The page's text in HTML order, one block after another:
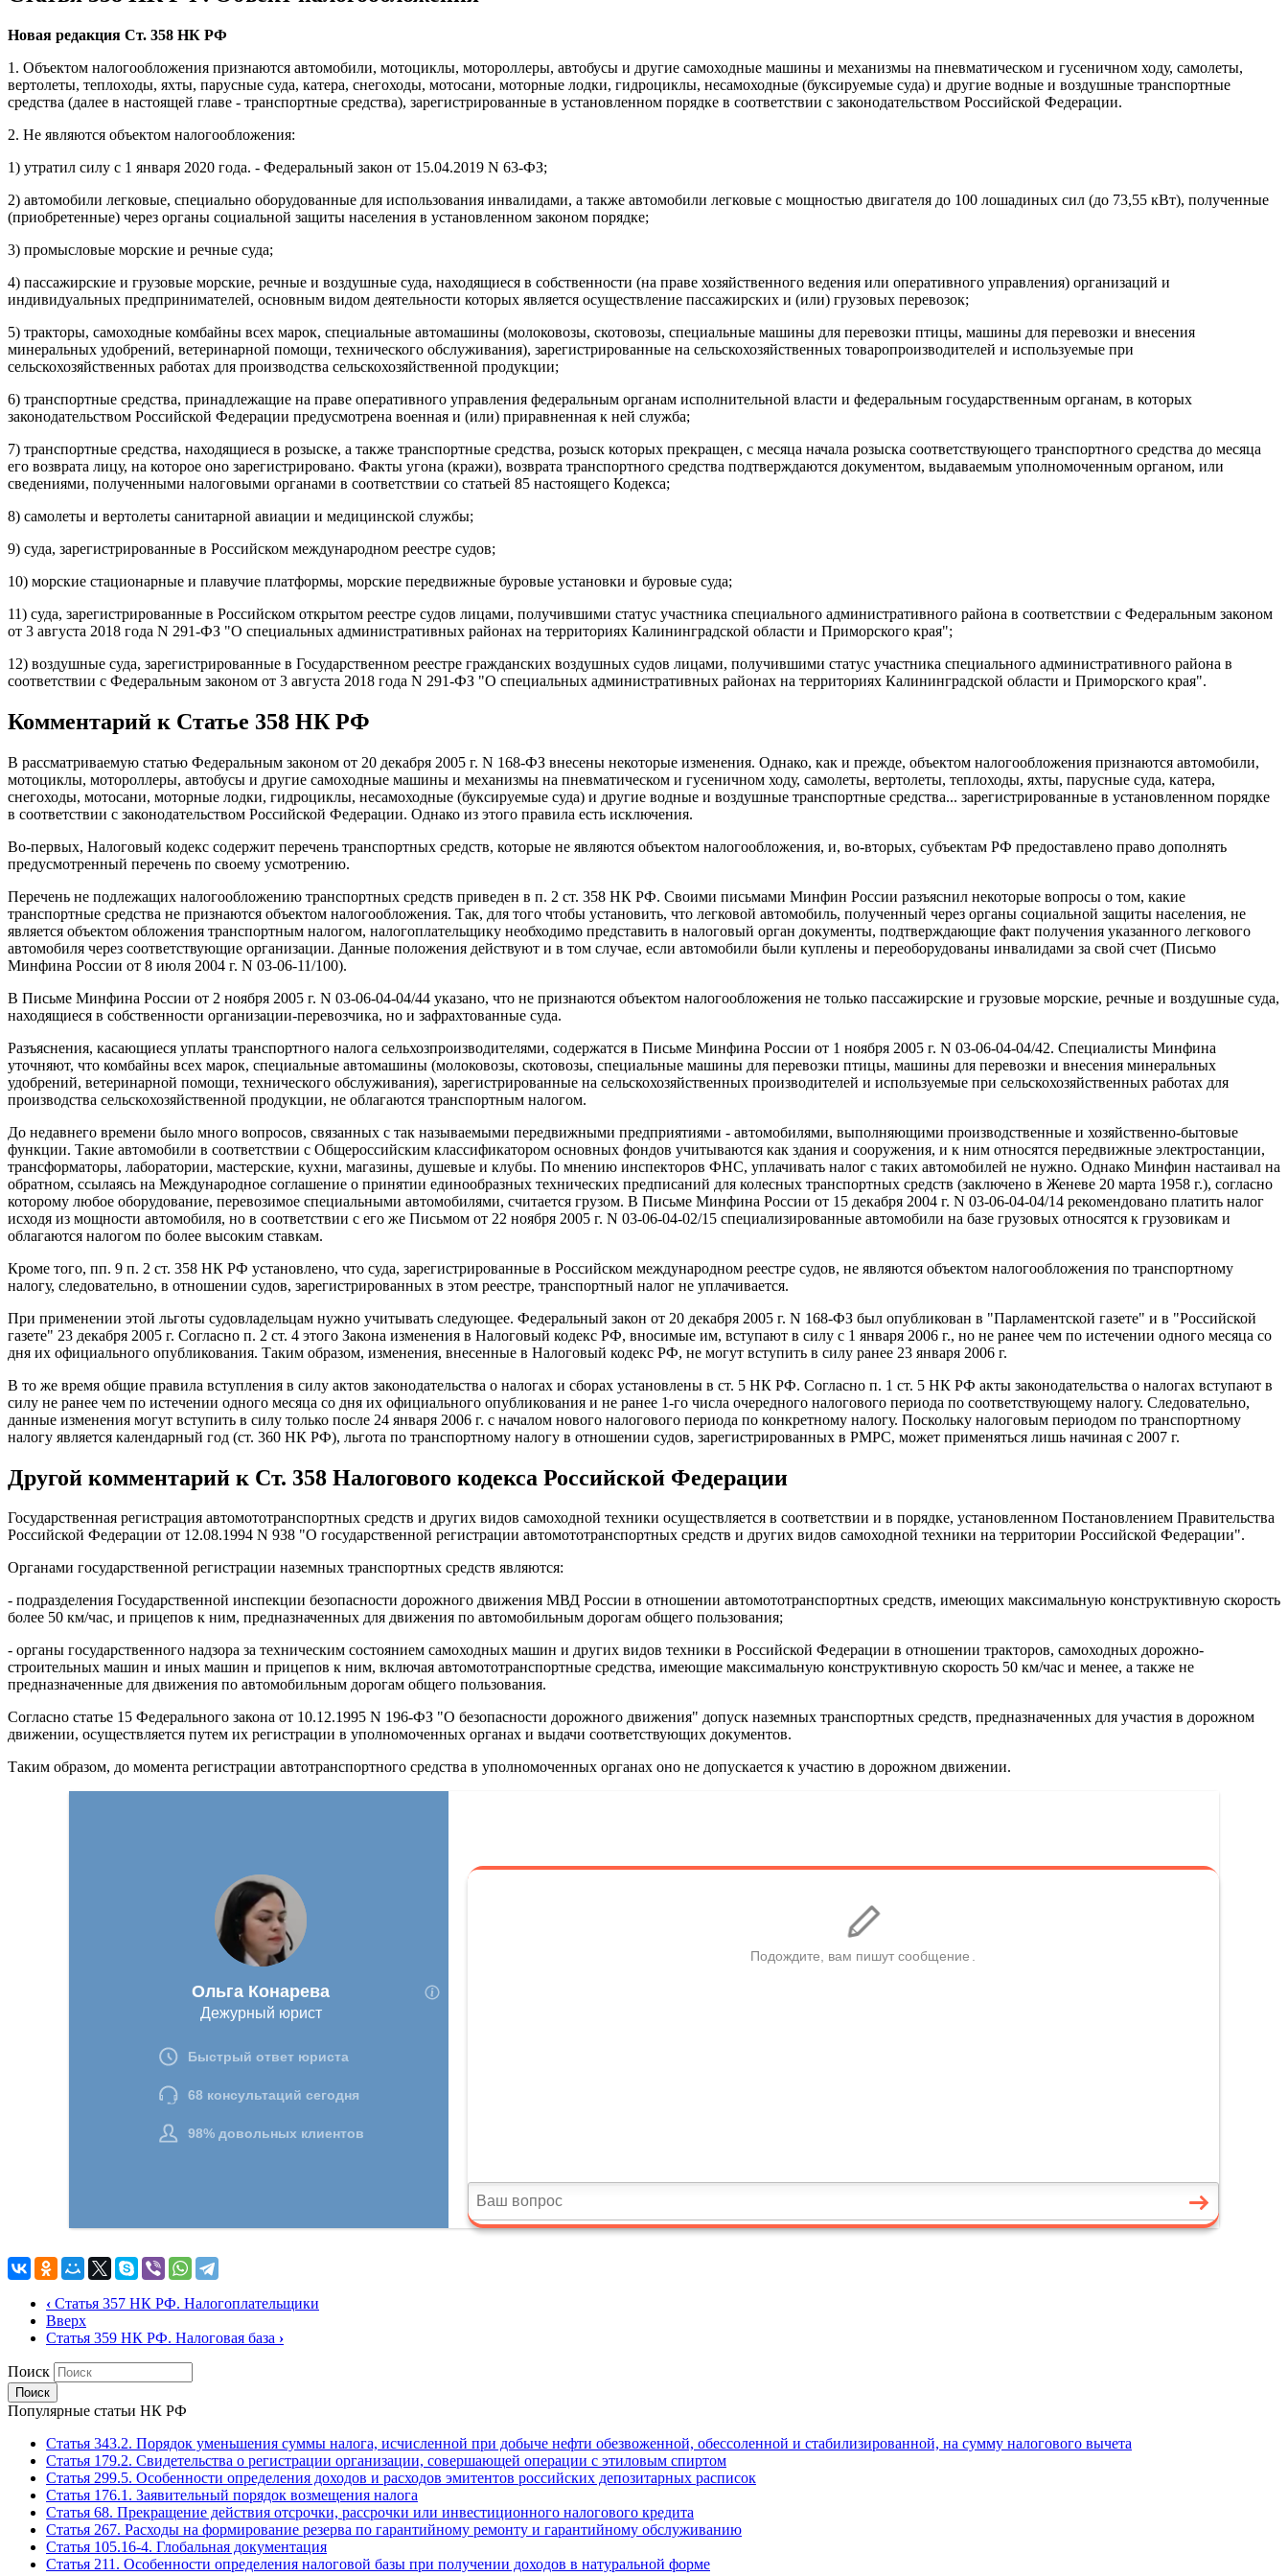
Новая редакция Ст. 358 НК РФ
1. Объектом налогообложения признаются автомобили, мотоциклы, мотороллеры, автобусы и другие самоходные машины и механизмы на пневматическом и гусеничном ходу, самолеты,
вертолеты, теплоходы, яхты, парусные суда, катера, снегоходы, мотосани, моторные лодки, гидроциклы, несамоходные (буксируемые суда) и другие водные и воздушные транспортные
средства (далее в настоящей главе - транспортные средства), зарегистрированные в установленном порядке в соответствии с законодательством Российской Федерации.
2. Не являются объектом налогообложения:
1) утратил силу с 1 января 2020 года. - Федеральный закон от 15.04.2019 N 63-ФЗ;
2) автомобили легковые, специально оборудованные для использования инвалидами, а также автомобили легковые с мощностью двигателя до 100 лошадиных сил (до 73,55 кВт), полученные
(приобретенные) через органы социальной защиты населения в установленном законом порядке;
3) промысловые морские и речные суда;
4) пассажирские и грузовые морские, речные и воздушные суда, находящиеся в собственности (на праве хозяйственного ведения или оперативного управления) организаций и
индивидуальных предпринимателей, основным видом деятельности которых является осуществление пассажирских и (или) грузовых перевозок;
5) тракторы, самоходные комбайны всех марок, специальные автомашины (молоковозы, скотовозы, специальные машины для перевозки птицы, машины для перевозки и внесения
минеральных удобрений, ветеринарной помощи, технического обслуживания), зарегистрированные на сельскохозяйственных товаропроизводителей и используемые при
сельскохозяйственных работах для производства сельскохозяйственной продукции;
6) транспортные средства, принадлежащие на праве оперативного управления федеральным органам исполнительной власти и федеральным государственным органам, в которых
законодательством Российской Федерации предусмотрена военная и (или) приравненная к ней служба;
7) транспортные средства, находящиеся в розыске, а также транспортные средства, розыск которых прекращен, с месяца начала розыска соответствующего транспортного средства до месяца
его возврата лицу, на которое оно зарегистрировано. Факты угона (кражи), возврата транспортного средства подтверждаются документом, выдаваемым уполномоченным органом, или
сведениями, полученными налоговыми органами в соответствии со статьей 85 настоящего Кодекса;
8) самолеты и вертолеты санитарной авиации и медицинской службы;
9) суда, зарегистрированные в Российском международном реестре судов;
10) морские стационарные и плавучие платформы, морские передвижные буровые установки и буровые суда;
11) суда, зарегистрированные в Российском открытом реестре судов лицами, получившими статус участника специального административного района в соответствии с Федеральным законом
от 3 августа 2018 года N 291-ФЗ "О специальных административных районах на территориях Калининградской области и Приморского края";
12) воздушные суда, зарегистрированные в Государственном реестре гражданских воздушных судов лицами, получившими статус участника специального административного района в
соответствии с Федеральным законом от 3 августа 2018 года N 291-ФЗ "О специальных административных районах на территориях Калининградской области и Приморского края".
Комментарий к Статье 358 НК РФ
В рассматриваемую статью Федеральным законом от 20 декабря 2005 г. N 168-ФЗ внесены некоторые изменения. Однако, как и прежде, объектом налогообложения признаются автомобили,
мотоциклы, мотороллеры, автобусы и другие самоходные машины и механизмы на пневматическом и гусеничном ходу, самолеты, вертолеты, теплоходы, яхты, парусные суда, катера,
снегоходы, мотосани, моторные лодки, гидроциклы, несамоходные (буксируемые суда) и другие водные и воздушные транспортные средства... зарегистрированные в установленном порядке
в соответствии с законодательством Российской Федерации. Однако из этого правила есть исключения.
Во-первых, Налоговый кодекс содержит перечень транспортных средств, которые не являются объектом налогообложения, и, во-вторых, субъектам РФ предоставлено право дополнять
предусмотренный перечень по своему усмотрению.
Перечень не подлежащих налогообложению транспортных средств приведен в п. 2 ст. 358 НК РФ. Своими письмами Минфин России разъяснил некоторые вопросы о том, какие
транспортные средства не признаются объектом налогообложения. Так, для того чтобы установить, что легковой автомобиль, полученный через органы социальной защиты населения, не
является объектом обложения транспортным налогом, налогоплательщику необходимо представить в налоговый орган документы, подтверждающие факт получения указанного легкового
автомобиля через соответствующие организации. Данные положения действуют и в том случае, если автомобили были куплены и переоборудованы инвалидами за свой счет (Письмо
Минфина России от 8 июля 2004 г. N 03-06-11/100).
В Письме Минфина России от 2 ноября 2005 г. N 03-06-04-04/44 указано, что не признаются объектом налогообложения не только пассажирские и грузовые морские, речные и воздушные суда,
находящиеся в собственности организации-перевозчика, но и зафрахтованные суда.
Разъяснения, касающиеся уплаты транспортного налога сельхозпроизводителями, содержатся в Письме Минфина России от 1 ноября 2005 г. N 03-06-04-04/42. Специалисты Минфина
уточняют, что комбайны всех марок, специальные автомашины (молоковозы, скотовозы, специальные машины для перевозки птицы, машины для перевозки и внесения минеральных
удобрений, ветеринарной помощи, технического обслуживания), зарегистрированные на сельскохозяйственных производителей и используемые при сельскохозяйственных работах для
производства сельскохозяйственной продукции, не облагаются транспортным налогом.
До недавнего времени было много вопросов, связанных с так называемыми передвижными предприятиями - автомобилями, выполняющими производственные и хозяйственно-бытовые
функции. Такие автомобили в соответствии с Общероссийским классификатором основных фондов учитываются как здания и сооружения, и к ним относятся передвижные электростанции,
трансформаторы, лаборатории, мастерские, кухни, магазины, душевые и клубы. По мнению инспекторов ФНС, уплачивать налог с таких автомобилей не нужно. Однако Минфин настаивал на
обратном, ссылаясь на Международное соглашение о принятии единообразных технических предписаний для колесных транспортных средств (заключено в Женеве 20 марта 1958 г.), согласно
которому любое оборудование, перевозимое специальными автомобилями, считается грузом. В Письме Минфина России от 15 декабря 2004 г. N 03-06-04-04/14 рекомендовано платить налог
исходя из мощности автомобиля, но в соответствии с его же Письмом от 22 ноября 2005 г. N 03-06-04-02/15 специализированные автомобили на базе грузовых относятся к грузовикам и
облагаются налогом по более высоким ставкам.
Кроме того, пп. 9 п. 2 ст. 358 НК РФ установлено, что суда, зарегистрированные в Российском международном реестре судов, не являются объектом налогообложения по транспортному
налогу, следовательно, в отношении судов, зарегистрированных в этом реестре, транспортный налог не уплачивается.
При применении этой льготы судовладельцам нужно учитывать следующее. Федеральный закон от 20 декабря 2005 г. N 168-ФЗ был опубликован в "Парламентской газете" и в "Российской
газете" 23 декабря 2005 г. Согласно п. 2 ст. 4 этого Закона изменения в Налоговый кодекс РФ, вносимые им, вступают в силу с 1 января 2006 г., но не ранее чем по истечении одного месяца со
дня их официального опубликования. Таким образом, изменения, внесенные в Налоговый кодекс РФ, не могут вступить в силу ранее 23 января 2006 г.
В то же время общие правила вступления в силу актов законодательства о налогах и сборах установлены в ст. 5 НК РФ. Согласно п. 1 ст. 5 НК РФ акты законодательства о налогах вступают в
силу не ранее чем по истечении одного месяца со дня их официального опубликования и не ранее 1-го числа очередного налогового периода по соответствующему налогу. Следовательно,
данные изменения могут вступить в силу только после 24 января 2006 г. с началом нового налогового периода по конкретному налогу. Поскольку налоговым периодом по транспортному
налогу является календарный год (ст. 360 НК РФ), льгота по транспортному налогу в отношении судов, зарегистрированных в РМРС, может применяться лишь начиная с 2007 г.
Другой комментарий к Ст. 358 Налогового кодекса Российской Федерации
Государственная регистрация автомототранспортных средств и других видов самоходной техники осуществляется в соответствии и в порядке, установленном Постановлением Правительства
Российской Федерации от 12.08.1994 N 938 "О государственной регистрации автомототранспортных средств и других видов самоходной техники на территории Российской Федерации".
Органами государственной регистрации наземных транспортных средств являются:
- подразделения Государственной инспекции безопасности дорожного движения МВД России в отношении автомототранспортных средств, имеющих максимальную конструктивную скорость
более 50 км/час, и прицепов к ним, предназначенных для движения по автомобильным дорогам общего пользования;
- органы государственного надзора за техническим состоянием самоходных машин и других видов техники в Российской Федерации в отношении тракторов, самоходных дорожно-
строительных машин и иных машин и прицепов к ним, включая автомототранспортные средства, имеющие максимальную конструктивную скорость 50 км/час и менее, а также не
предназначенные для движения по автомобильным дорогам общего пользования.
Согласно статье 15 Федерального закона от 10.12.1995 N 196-ФЗ "О безопасности дорожного движения" допуск наземных транспортных средств, предназначенных для участия в дорожном
движении, осуществляется путем их регистрации в уполномоченных органах и выдачи соответствующих документов.
Таким образом, до момента регистрации автотранспортного средства в уполномоченных органах оно не допускается к участию в дорожном движении.
‹ Статья 357 НК РФ. Налогоплательщики
Вверх
Статья 359 НК РФ. Налоговая база ›
Поиск
Популярные статьи НК РФ
Статья 343.2. Порядок уменьшения суммы налога, исчисленной при добыче нефти обезвоженной, обессоленной и стабилизированной, на сумму налогового вычета
Статья 179.2. Свидетельства о регистрации организации, совершающей операции с этиловым спиртом
Статья 299.5. Особенности определения доходов и расходов эмитентов российских депозитарных расписок
Статья 176.1. Заявительный порядок возмещения налога
Статья 68. Прекращение действия отсрочки, рассрочки или инвестиционного налогового кредита
Статья 267. Расходы на формирование резерва по гарантийному ремонту и гарантийному обслуживанию
Статья 105.16-4. Глобальная документация
Статья 211. Особенности определения налоговой базы при получении доходов в натуральной форме